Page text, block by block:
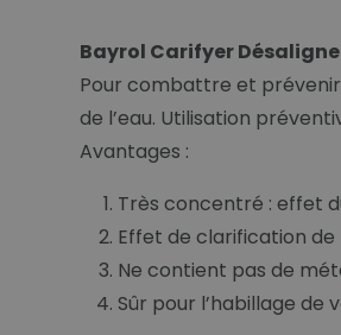
Bayrol Carifyer Désaligne
Pour combattre et prévenir
de l’eau. Utilisation
Avantages :
Très concentré : effet
Effet de clarification de
Ne contient pas de
Sûr pour l’habillage de